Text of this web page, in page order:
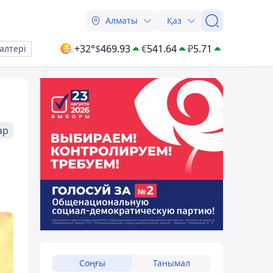
Алматы Қаз
+32°$469.93 €541.64 ₽5.71
Соңғы Танымал